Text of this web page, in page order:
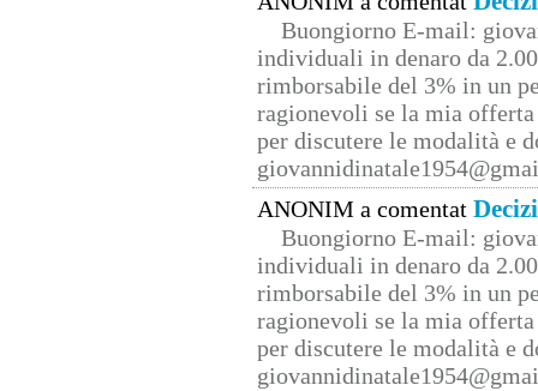
Buongiorno E-mail:
individuali in denaro da
rimborsabile del 3% in un
ragionevoli se la mia
per discutere le modalità e
ANONIM a comentat
Buongiorno E-mail:
individuali in denaro da
rimborsabile del 3% in un
ragionevoli se la mia
per discutere le modalità e